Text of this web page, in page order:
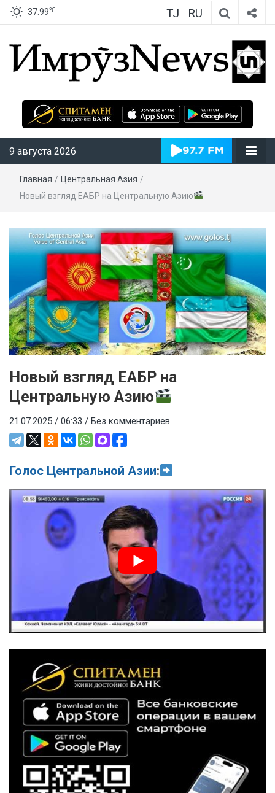
37.99℃ TJ RU
ИмрӯзNews
9 августа 2026
Главная / Центральная Азия /
Новый взгляд ЕАБР на Центральную Азию
Новый взгляд ЕАБР на
Центральную Азию
21.07.2025 / 06:33 / Без комментариев
Голос Центральной Азии: